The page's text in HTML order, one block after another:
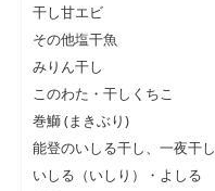
干し甘エビ
その他塩干魚
みりん干し
このわた・干しくちこ
巻鰤 (まきぶり)
能登のいしる干し、一夜干し
いしる（いしり）・よしる